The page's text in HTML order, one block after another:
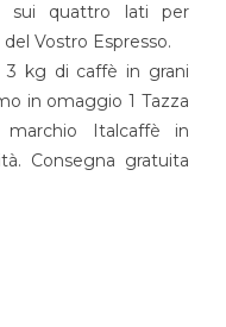
sui quattro lati per
Vostro Espresso.
kg di caffè in grani
in omaggio 1 Tazza
Italcaffè in
Consegna gratuita